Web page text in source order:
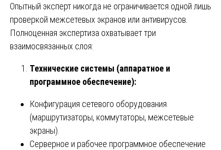
Опытный эксперт никогда не ограничивается одной лишь
проверкой межсетевых экранов или антивирусов.
Полноценная экспертиза охватывает три
взаимосвязанных слоя:
Технические системы (аппаратное и
программное обеспечение):
Конфигурация сетевого оборудования
(маршрутизаторы, коммутаторы, межсетевые
экраны).
Серверное и рабочее программное обеспечение